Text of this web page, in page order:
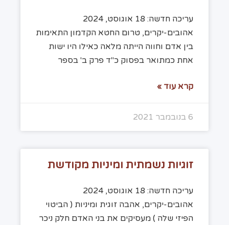
עריכה חדשה: 18 אוגוסט, 2024
אהובים-יקרים, טרום החטא הקדמון התאימות
בין אדם וחווה הייתה מלאה כאילו היו ישות
אחת כמתואר בפסוק כ"ד פרק ב' בספר
קרא עוד »
6 בנובמבר 2021
זוגיות נשמתית ומיניות מקודשת
עריכה חדשה: 18 אוגוסט, 2024
אהובים-יקרים, אהבה זוגית ומיניות ( הביטוי
הפיזי שלה ) מעסיקים את בני האדם חלק ניכר